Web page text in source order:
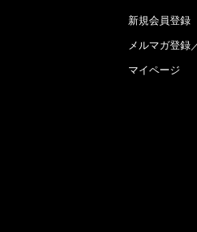
新規会員登録
メルマガ登録
マイページ